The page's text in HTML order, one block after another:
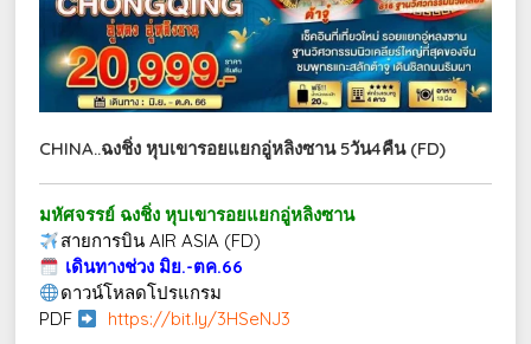
CHINA..ฉงชิ่ง หุบเขารอยแยกอู่หลิงซาน 5วัน4คืน (FD)
มหัศจรรย์ ฉงชิ่ง หุบเขารอยแยกอู่หลิงซาน
สายการบิน AIR ASIA (FD)
เดินทางช่วง มิย.-ตค.66
ดาวน์โหลดโปรแกรม
PDF
https://bit.ly/3HSeNJ3